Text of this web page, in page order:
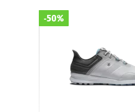
-50%